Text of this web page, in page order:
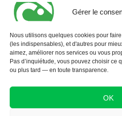
Gérer le
Nous utilisons quelques cookies pour
(les indispensables), et d'autres pour
aimez, améliorer nos services ou vous
Pas d’inquiétude, vous pouvez choisir
ou plus tard — en toute transparence.
OK
Carouge - Rondeau
Nyon - La Côte